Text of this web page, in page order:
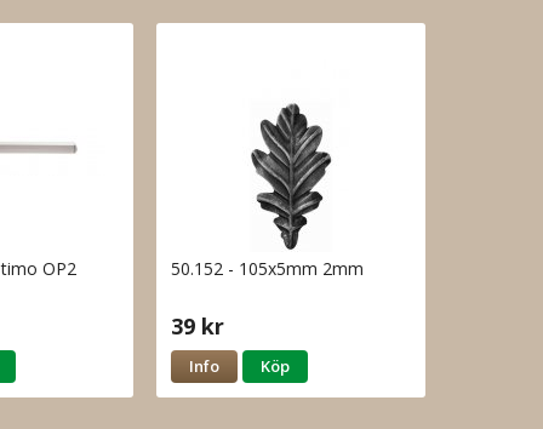
OP2 50.152 - 105x5mm 2mm
39 kr
Info Köp